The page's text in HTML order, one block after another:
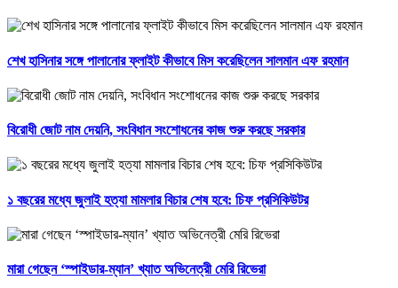
শেখ হাসিনার সঙ্গে পালানোর ফ্লাইট কীভাবে মিস করেছিলেন সালমান এফ রহমান
বিরোধী জোট নাম দেয়নি, সংবিধান সংশোধনের কাজ শুরু করছে সরকার
১ বছরের মধ্যে জুলাই হত্যা মামলার বিচার শেষ হবে: চিফ প্রসিকিউটর
মারা গেছেন ‘স্পাইডার-ম্যান’ খ্যাত অভিনেত্রী মেরি রিভেরা